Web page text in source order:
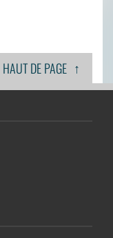
HAUT DE PAGE ↑